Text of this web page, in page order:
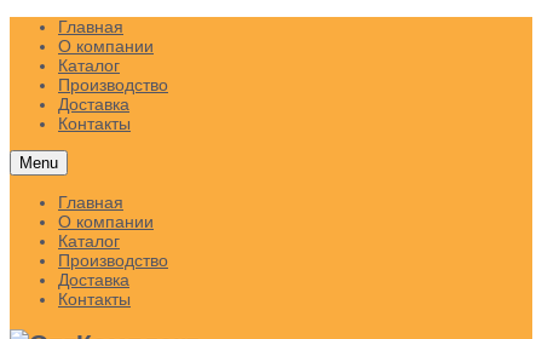
Главная
О компании
Каталог
Производство
Доставка
Контакты
Menu
Главная
О компании
Каталог
Производство
Доставка
Контакты